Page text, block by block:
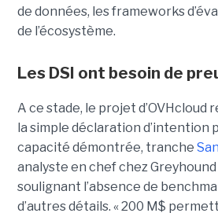
de données, les frameworks
de l’écosystème.
Les DSI ont besoin de
A ce stade, le projet d’OVHcloud
la simple déclaration d’intention
capacité démontrée, tranche
analyste en chef chez Greyhound
soulignant l’absence de
d’autres détails. « 200 M$